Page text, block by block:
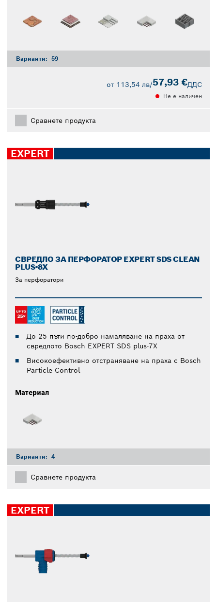
Варианти: 59
от 113,54 лв/57,93 €ДДС
Не е наличен
Сравнете продукта
EXPERT
СВРЕДЛО ЗА ПЕРФОРАТОР EXPERT SDS CLEAN
PLUS-8X
За перфоратори
До 25 пъти по-добро намаляване на праха от
свредлото Bosch EXPERT SDS plus-7X
Високоефективно отстраняване на праха с Bosch
Particle Control
Материал
Варианти: 4
Сравнете продукта
EXPERT